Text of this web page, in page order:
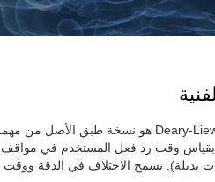
بقياس وقت رد فعل المستخدم في
بديلة). يسمح الاختلاف في الدقة ووقت